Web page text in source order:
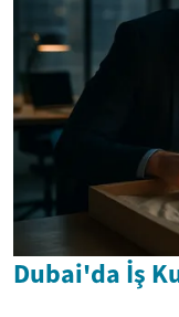
Dubai'da İş